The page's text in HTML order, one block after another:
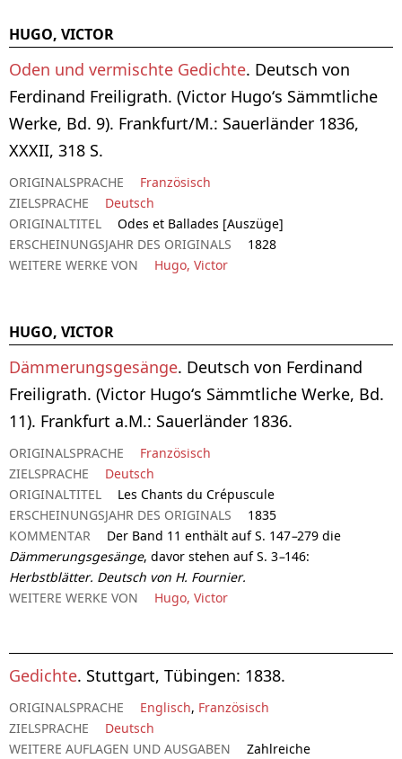
HUGO, VICTOR
Oden und vermischte Gedichte. Deutsch von
Ferdinand Freiligrath. (Victor Hugo‘s Sämmtliche
Werke, Bd. 9). Frankfurt/M.: Sauerländer 1836,
XXXII, 318 S.
ORIGINALSPRACHE
Französisch
ZIELSPRACHE
Deutsch
ORIGINALTITEL
Odes et Ballades [Auszüge]
ERSCHEINUNGSJAHR DES ORIGINALS
1828
WEITERE WERKE VON
Hugo, Victor
HUGO, VICTOR
Dämmerungsgesänge. Deutsch von Ferdinand
Freiligrath. (Victor Hugo‘s Sämmtliche Werke, Bd.
11). Frankfurt a.M.: Sauerländer 1836.
ORIGINALSPRACHE
Französisch
ZIELSPRACHE
Deutsch
ORIGINALTITEL
Les Chants du Crépuscule
ERSCHEINUNGSJAHR DES ORIGINALS
1835
KOMMENTAR
Der Band 11 enthält auf S. 147–279 die
Dämmerungsgesänge, davor stehen auf S. 3–146:
Herbstblätter. Deutsch von H. Fournier.
WEITERE WERKE VON
Hugo, Victor
Gedichte. Stuttgart, Tübingen: 1838.
ORIGINALSPRACHE Englisch, Französisch
ZIELSPRACHE
Deutsch
WEITERE AUFLAGEN UND AUSGABEN
Zahlreiche